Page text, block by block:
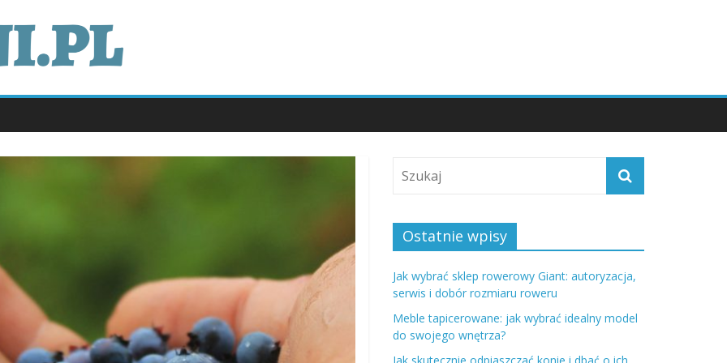
Ostatnie wpisy
Jak wybrać sklep rowerowy Giant: autoryzacja,
serwis i dobór rozmiaru roweru
Meble tapicerowane: jak wybrać idealny model
do swojego wnętrza?